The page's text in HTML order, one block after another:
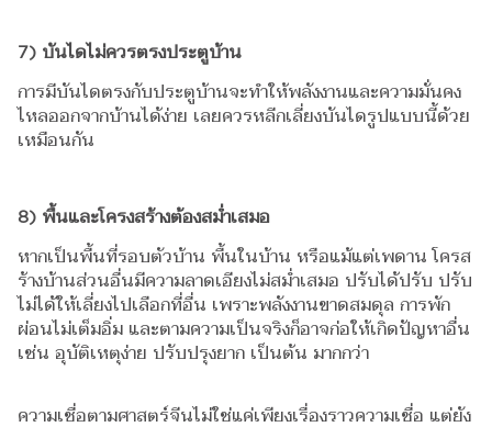
7) บันไดไม่ควรตรงประตูบ้าน
การมีบันไดตรงกับประตูบ้านจะทำให้พลังงานและความมั่นคง
ไหลออกจากบ้านได้ง่าย เลยควรหลีกเลี่ยงบันไดรูปแบบนี้ด้วย
เหมือนกัน
8) พื้นและโครงสร้างต้องสม่ำเสมอ
หากเป็นพื้นที่รอบตัวบ้าน พื้นในบ้าน หรือแม้แต่เพดาน โครส
ร้างบ้านส่วนอื่นมีความลาดเอียงไม่สม่ำเสมอ ปรับได้ปรับ ปรับ
ไม่ได้ให้เลี่ยงไปเลือกที่อื่น เพราะพลังงานขาดสมดุล การพัก
ผ่อนไม่เต็มอิ่ม และตามความเป็นจริงก็อาจก่อให้เกิดปัญหาอื่น
เช่น อุบัติเหตุง่าย ปรับปรุงยาก เป็นต้น มากกว่า
ความเชื่อตามศาสตร์จีนไม่ใช่แค่เพียงเรื่องราวความเชื่อ แต่ยัง